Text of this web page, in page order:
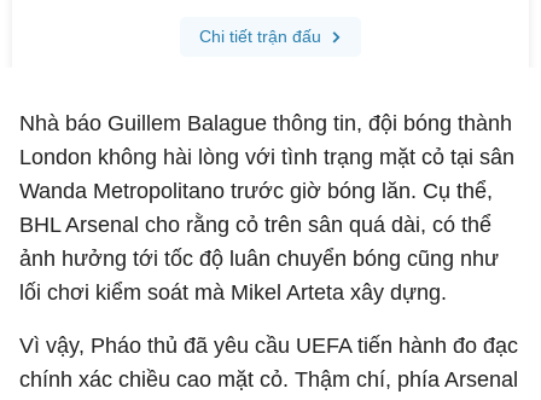
Nhà báo Guillem Balague thông tin, đội bóng thành
London không hài lòng với tình trạng mặt cỏ tại sân
Wanda Metropolitano trước giờ bóng lăn. Cụ thể,
BHL Arsenal cho rằng cỏ trên sân quá dài, có thể
ảnh hưởng tới tốc độ luân chuyển bóng cũng như
lối chơi kiểm soát mà Mikel Arteta xây dựng.
Vì vậy, Pháo thủ đã yêu cầu UEFA tiến hành đo đạc
chính xác chiều cao mặt cỏ. Thậm chí, phía Arsenal